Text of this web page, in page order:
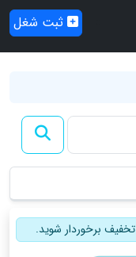
ثبت شغل
تخفیف برخوردار شوید.